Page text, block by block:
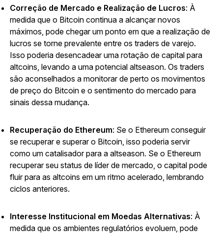
Correção de Mercado e Realização de Lucros: À
medida que o Bitcoin continua a alcançar novos
máximos, pode chegar um ponto em que a realização de
lucros se torne prevalente entre os traders de varejo.
Isso poderia desencadear uma rotação de capital para
altcoins, levando a uma potencial altseason. Os traders
são aconselhados a monitorar de perto os movimentos
de preço do Bitcoin e o sentimento do mercado para
sinais dessa mudança.
Recuperação do Ethereum: Se o Ethereum conseguir
se recuperar e superar o Bitcoin, isso poderia servir
como um catalisador para a altseason. Se o Ethereum
recuperar seu status de líder de mercado, o capital pode
fluir para as altcoins em um ritmo acelerado, lembrando
ciclos anteriores.
Interesse Institucional em Moedas Alternativas: À
medida que os ambientes regulatórios evoluem, pode